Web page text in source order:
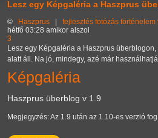
Lesz egy Képgaléria a Haszprus
© Haszprus fejlesztés fotózás történelem
hétfő 03:28 amikor alszol
3
Lesz egy Képgaléria a Haszprus
alatt áll. Na jó, mindegy, azé már
Képgaléria
Haszprus überblog v 1.9
Megjegyzés: Az 1.9 után az 1.10-es verzió